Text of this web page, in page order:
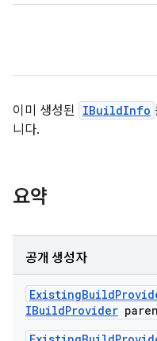
이미 생성된 IBuildInfo
니다.
요약
공개 생성자
ExistingBuild
IBuildProvider